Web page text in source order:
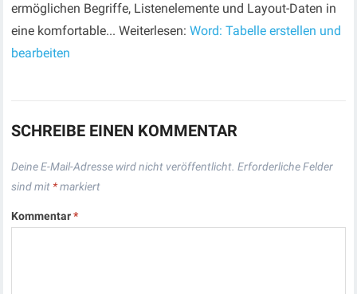
ermöglichen Begriffe, Listenelemente und Layout-Daten in
eine komfortable... Weiterlesen:Word: Tabelle erstellen und
bearbeiten
SCHREIBE EINEN KOMMENTAR
Deine E-Mail-Adresse wird nicht veröffentlicht. Erforderliche Felder
sind mit *markiert
Kommentar*